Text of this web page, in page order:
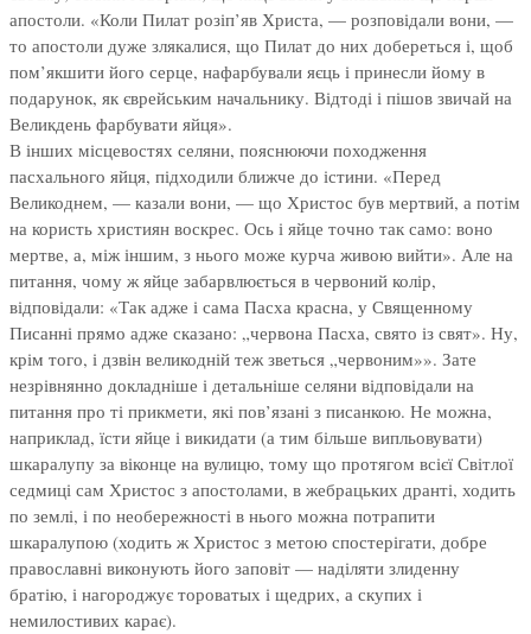
апостоли. «Коли Пилат розіп’яв Христа, — розповідали вони, —
то апостоли дуже злякалися, що Пилат до них добереться і, щоб
пом’якшити його серце, нафарбували яєць і принесли йому в
подарунок, як єврейським начальнику. Відтоді і пішов звичай на
Великдень фарбувати яйця».
В інших місцевостях селяни, пояснюючи походження
пасхального яйця, підходили ближче до істини. «Перед
Великоднем, — казали вони, — що Христос був мертвий, а потім
на користь християн воскрес. Ось і яйце точно так само: воно
мертве, а, між іншим, з нього може курча живою вийти». Але на
питання, чому ж яйце забарвлюється в червоний колір,
відповідали: «Так адже і сама Пасха красна, у Священному
Писанні прямо адже сказано: „червона Пасха, свято із свят». Ну,
крім того, і дзвін великодній теж зветься „червоним»». Зате
незрівнянно докладніше і детальніше селяни відповідали на
питання про ті прикмети, які пов’язані з писанкою. Не можна,
наприклад, їсти яйце і викидати (а тим більше випльовувати)
шкаралупу за віконце на вулицю, тому що протягом всієї Світлої
седмиці сам Христос з апостолами, в жебрацьких дранті, ходить
по землі, і по необережності в нього можна потрапити
шкаралупою (ходить ж Христос з метою спостерігати, добре
православні виконують його заповіт — наділяти злиденну
братію, і нагороджує тороватых і щедрих, а скупих і
немилостивих карає).